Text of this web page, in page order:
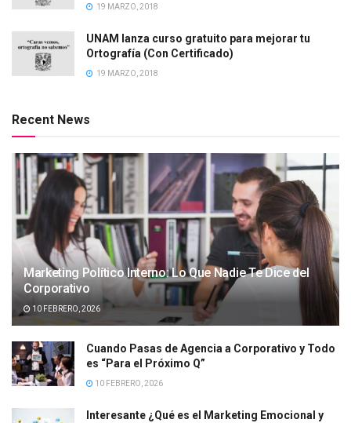
19 MARZO, 2018
UNAM lanza curso gratuito para mejorar tu
Ortografía (Con Certificado)
19 MARZO, 2018
Recent News
Marketing Político Interno: Lo Que Nadie Te Dice del
Corporativo
10 FEBRERO, 2026
Cuando Pasas de Agencia a Corporativo y Todo
es “Para el Próximo Q”
10 FEBRERO, 2026
Interesante ¿Qué es el Marketing Emocional y